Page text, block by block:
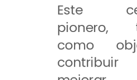
Este
pionero,
como